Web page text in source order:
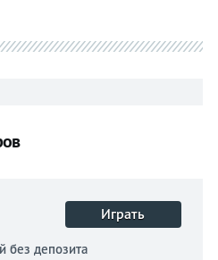
Играть
без депозита